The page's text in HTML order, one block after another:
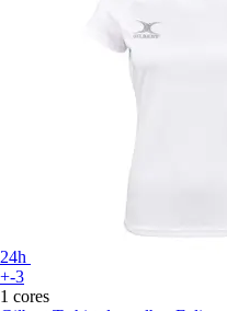
24h
+-3
1 cores